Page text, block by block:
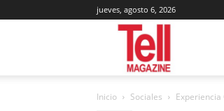
jueves, agosto 6, 2026
Inicio Sociales Experiencia